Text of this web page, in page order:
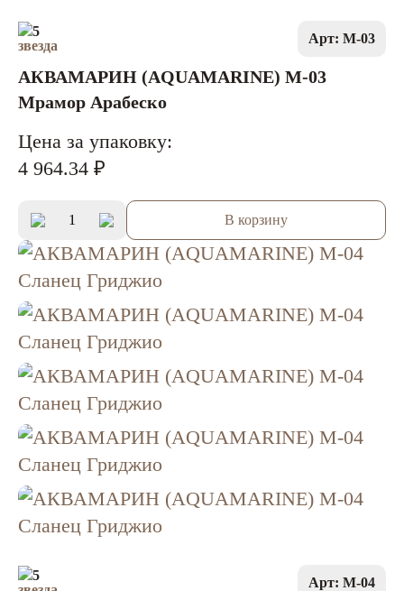
5 Арт: M-03
АКВАМАРИН (AQUAMARINE) M-03
Мрамор Арабеско
Цена за упаковку:
4 964.34 ₽
В корзину
5 Арт: M-04